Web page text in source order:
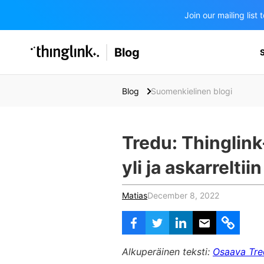
Join our mailing list
SOLUTIONS
Enterprise & Employee Training
Blog
Blog Suomenkielinen blogi
Tredu:
yli ja
MatiasDecember 8, 2022
Alkuperäinen teksti: Osaava